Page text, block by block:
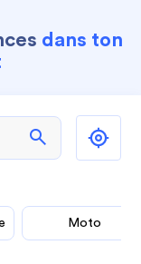
dans ton
search
Moto